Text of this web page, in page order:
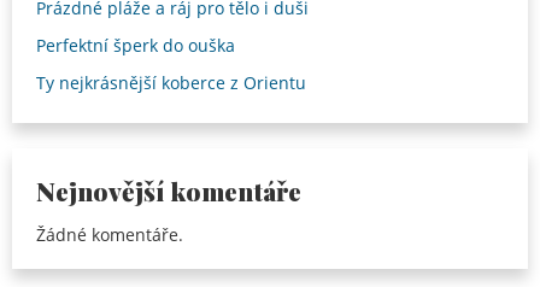
Prázdné pláže a ráj pro tělo i duši
Perfektní šperk do ouška
Ty nejkrásnější koberce z Orientu
Nejnovější komentáře
Žádné komentáře.